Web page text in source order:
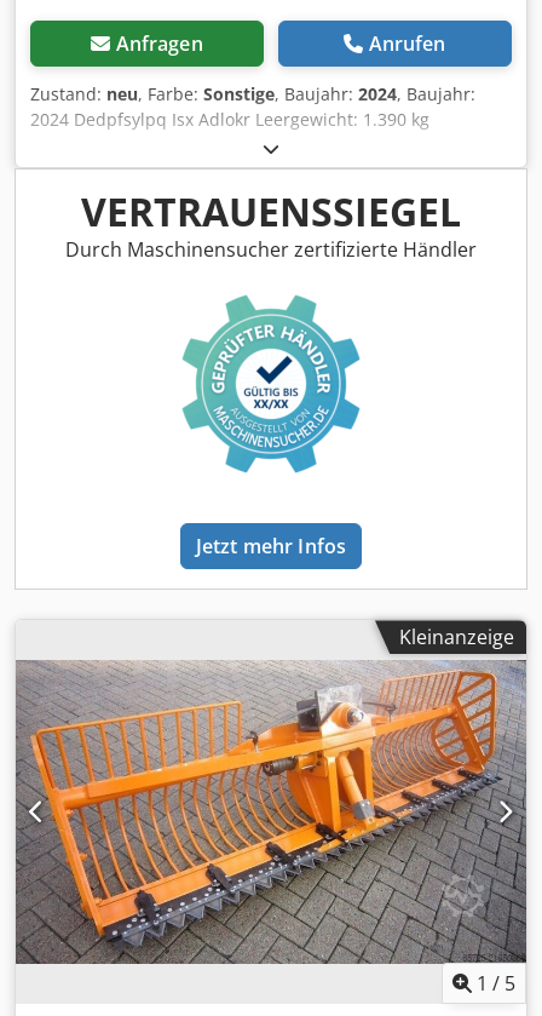
Anfragen Anrufen
Zustand: neu, Farbe: Sonstige, Baujahr: 2024, Baujahr:
2024 Dedpfsylpq Isx Adlokr Leergewicht: 1.390 kg
Abmessungen (L x B x H): 190 x 270 x 168 cm Einsatz
geeignet für: Radlader Inhalt der Ladeschaufel: 4,5 m³ CE-
Kennzeichnung: ja Allgemeiner Zustand: sehr gut
Technischer Zustand: sehr gut Optischer Zustand: sehr gut
Zustand CE-Typ: CE
VERTRAUENSSIEGEL
Durch Maschinensucher zertifizierte Händler
Jetzt mehr Infos
Kleinanzeige
1 / 5